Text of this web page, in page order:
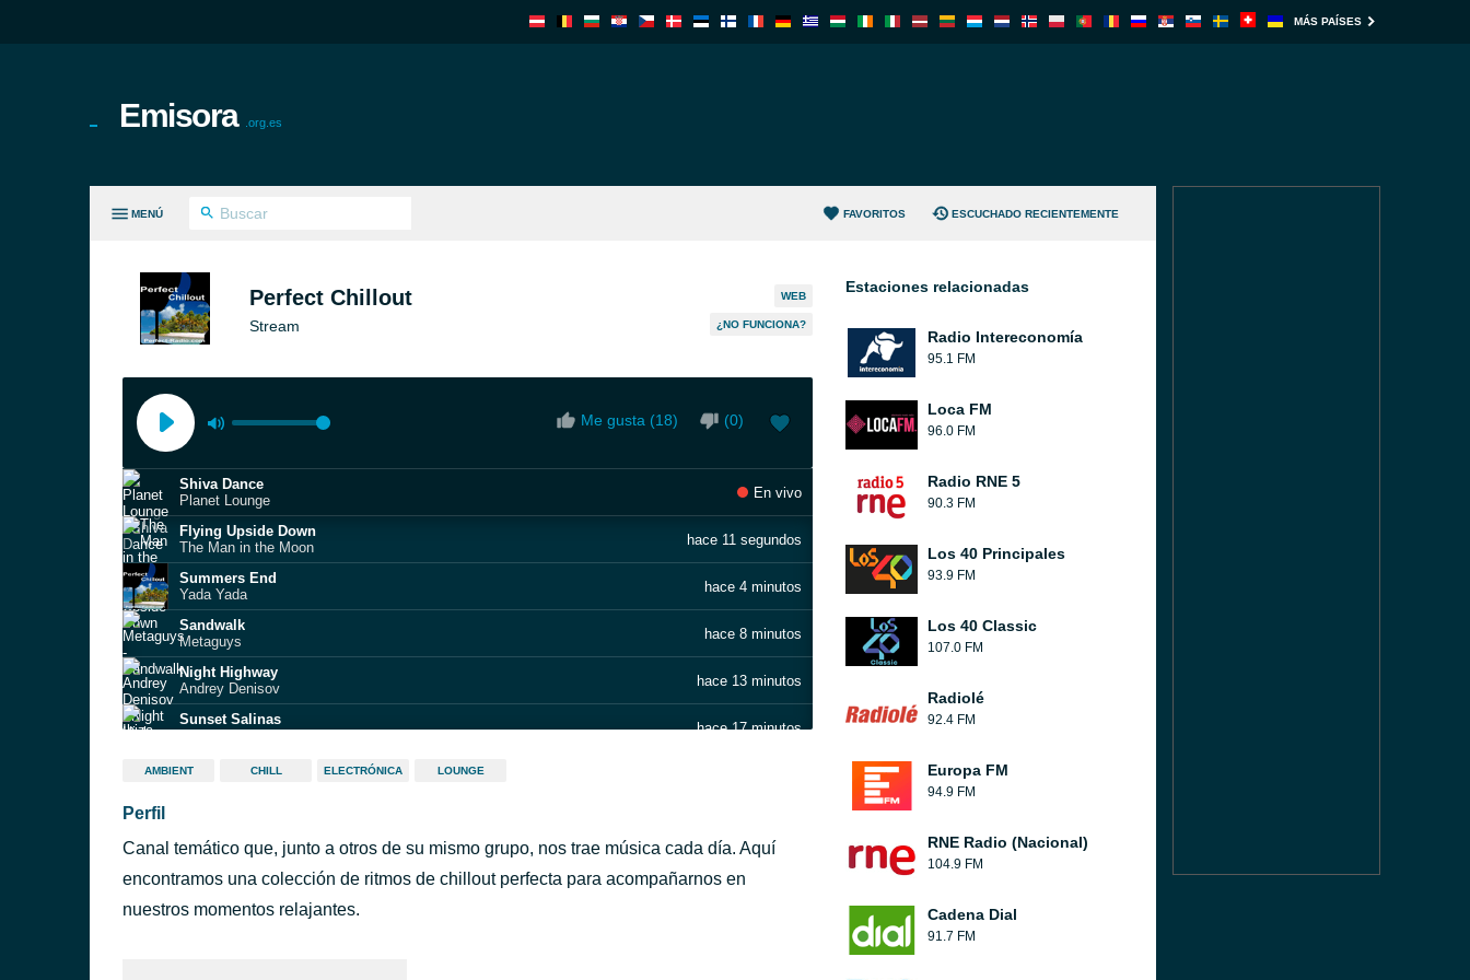
MÁS PAÍSES
Emisora .org.es
MENÚ FAVORITOS ESCUCHADO RECIENTEMENTE
Perfect Chillout
Stream
WEB
¿NO FUNCIONA?
Me gusta (18) (0)
Shiva Dance
Planet Lounge
En vivo
Flying Upside Down
The Man in the Moon
hace 11 segundos
Summers End
Yada Yada
hace 4 minutos
Sandwalk
Metaguys
hace 8 minutos
Night Highway
Andrey Denisov
hace 13 minutos
Sunset Salinas
hace 17 minutos
Morning
Schwarz & Funk
One World One Future
AMBIENT CHILL ELECTRÓNICA LOUNGE
Perfil
Canal temático que, junto a otros de su mismo grupo, nos trae música cada día. Aquí
encontramos una colección de ritmos de chillout perfecta para acompañarnos en
nuestros momentos relajantes.
Estaciones relacionadas
Radio Intereconomía
95.1 FM
Loca FM
96.0 FM
Radio RNE 5
90.3 FM
Los 40 Principales
93.9 FM
Los 40 Classic
107.0 FM
Radiolé
92.4 FM
Europa FM
94.9 FM
RNE Radio (Nacional)
104.9 FM
Cadena Dial
91.7 FM